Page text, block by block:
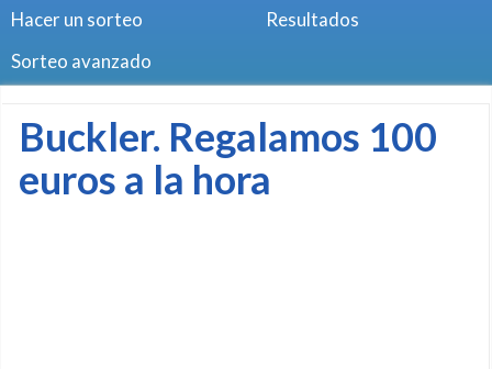
Hacer un sorteo
Sorteo avanzado
Resultados
Buckler. Regalamos 100
euros a la hora